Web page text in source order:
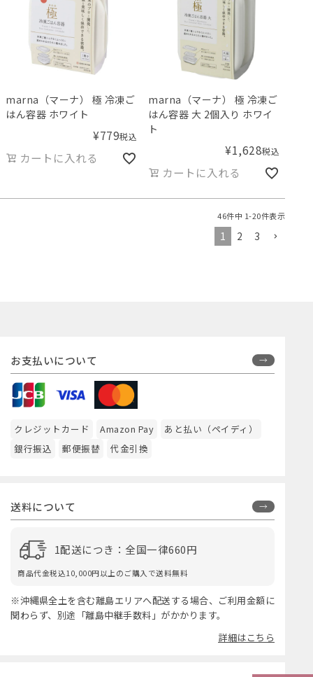
marna（マーナ） 極 冷凍ご
はん容器 ホワイト
¥779税込
カートに入れる
marna（マーナ） 極 冷凍ご
はん容器 大 2個入り ホワイ
ト
¥1,628税込
カートに入れる
46件中 1-20件表示
1 2 3
お支払いについて
クレジットカード Amazon Pay
あと払い（ペイディ）
銀行振込
郵便振替 代金引換
送料について
1配送につき：全国一律660円
商品代金税込10,000円以上のご購入で送料無料
※沖縄県全土を含む離島エリアへ配送する場合、ご利用金額に
関わらず、別途「離島中継手数料」がかかります。
詳細はこちら